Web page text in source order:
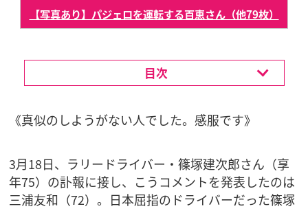
【写真あり】パジェロを運転する百恵さん（他79枚）
目次
《真似のしようがない人でした。感服です》
3月18日、ラリードライバー・篠塚建次郎さん（享
年75）の訃報に接し、こうコメントを発表したのは
三浦友和（72）。日本屈指のドライバーだった篠塚